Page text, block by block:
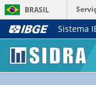
BRASIL
Sistema